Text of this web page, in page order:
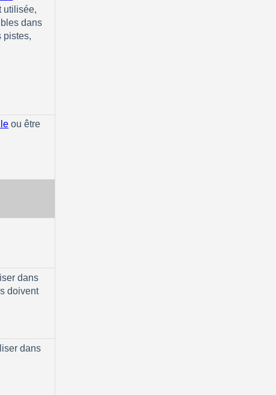
utilisée,
dans
pistes,
‍ ou être
dans
doivent
dans